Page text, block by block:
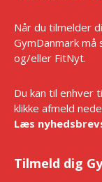
Når du tilmelder
GymDanmark
og/eller FitNyt.
Du kan til enhver
klikke afmeld
Læs
Tilmeld dig